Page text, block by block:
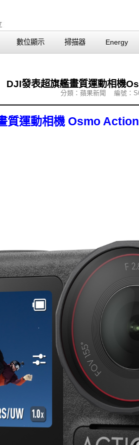
數位顯示 掃描器 Energy
DJI發表超旗艦畫質運動相機
分類：蘋果新聞 編號：
質運動相機 Osmo